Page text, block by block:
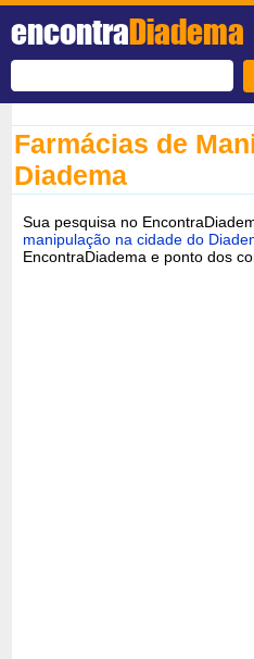
encontraDiadema
Farmácias de
Diadema
Sua pesquisa no
manipulação na cidade do
EncontraDiadema e ponto dos